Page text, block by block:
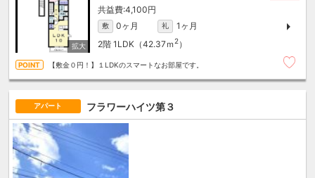
4,100円
敷 0ヶ月 礼
1ヶ月
2階 1LDK（42.37ｍ 2）
【敷金０円！】１LDKのスマートなお部屋です。
アパート フラワーハイツ第３